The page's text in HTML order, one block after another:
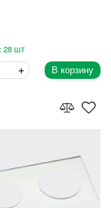
28
В корзину